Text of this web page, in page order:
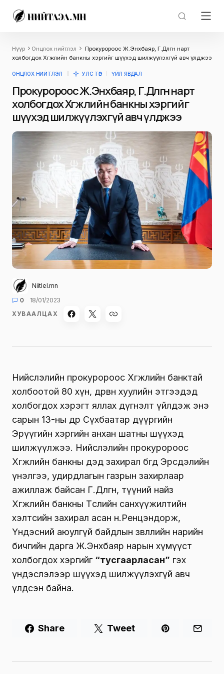
Нүүр Онцлох нийтлэл
Прокуророос Ж.Энхбаяр, Г.Дөлгөөн нарт
холбогдох Хөгжлийн банкны хэргийг шүүхэд шилжүүлэхгүй авч үлджээ
ОНЦЛОХ НИЙТЛЭЛ УЛС ТӨР ҮЙЛ ЯВДАЛ
Прокуророос Ж.Энхбаяр, Г.Дөлгөөн нарт
холбогдох Хөгжлийн банкны хэргийг
шүүхэд шилжүүлэхгүй авч үлджээ
Niitlel.mn
0
18/01/2023
ХУВААЛЦАХ
Нийслэлийн прокуророос Хөгжлийн банктай
холбоотой 80 хүн, дөрвөн хуулийн этгээдэд
холбогдох хэрэгт яллах дүгнэлт үйлдэж энэ
сарын 13-ны өдөр Сүхбаатар дүүргийн
Эрүүгийн хэргийн анхан шатны шүүхэд
шилжүүлжээ. Нийслэлийн прокуророос
Хөгжлийн банкны дэд захирал бөгөөд Эрсдэлийн
үнэлгээ, удирдлагын газрын захирлаар
ажиллаж байсан Г.Дөлгөөн, түүний найз
Хөгжлийн банкны Төслийн санхүүжилтийн
хэлтсийн захирал асан н.Ренцэндорж,
Үндэсний аюулгүй байдлын зөвлөлийн нарийн
бичгийн дарга Ж.Энхбаяр нарын хүмүүст
холбогдох хэргийг “тусгаарласан” гэх
үндэслэлээр шүүхэд шилжүүлэхгүй авч
үлдсэн байна.
Share Tweet